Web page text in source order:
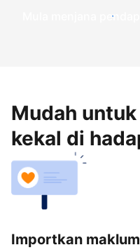
Mula menjana
Mudah
kekal di
Importkan